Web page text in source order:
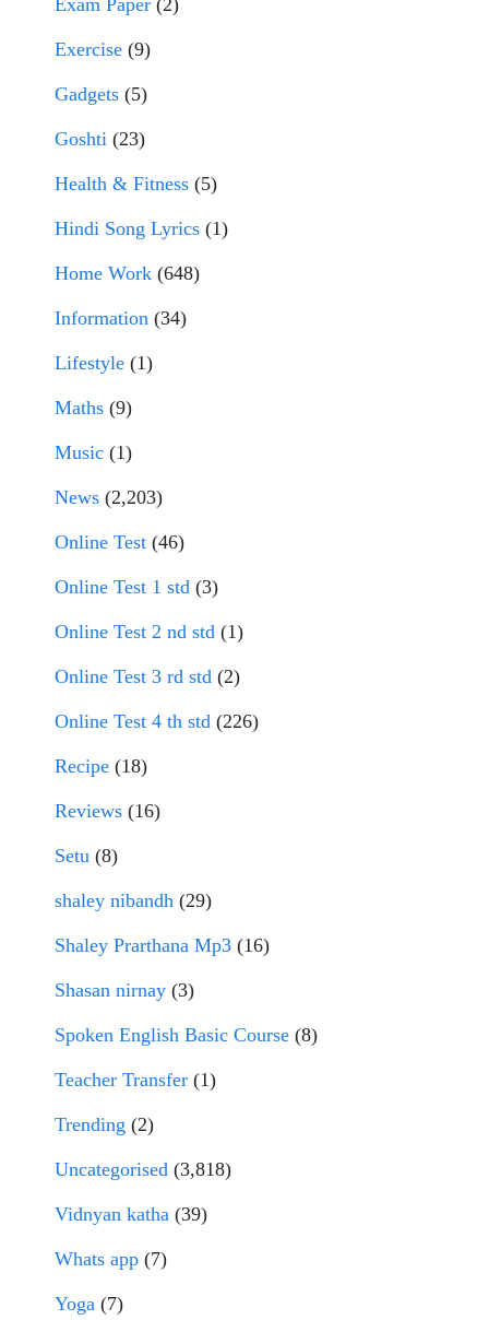
Exam Paper (2)
Exercise (9)
Gadgets (5)
Goshti (23)
Health & Fitness (5)
Hindi Song Lyrics (1)
Home Work (648)
Information (34)
Lifestyle (1)
Maths (9)
Music (1)
News (2,203)
Online Test (46)
Online Test 1 std (3)
Online Test 2 nd std (1)
Online Test 3 rd std (2)
Online Test 4 th std (226)
Recipe (18)
Reviews (16)
Setu (8)
shaley nibandh (29)
Shaley Prarthana Mp3 (16)
Shasan nirnay (3)
Spoken English Basic Course (8)
Teacher Transfer (1)
Trending (2)
Uncategorised (3,818)
Vidnyan katha (39)
Whats app (7)
Yoga (7)